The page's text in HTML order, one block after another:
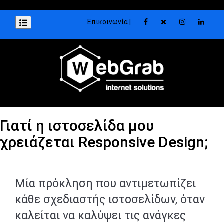
Επικοινωνία |
Γιατί η ιστοσελίδα μου
χρειάζεται Responsive Design;
Μία πρόκληση που αντιμετωπίζει
κάθε σχεδιαστής ιστοσελίδων, όταν
καλείται να καλύψει τις ανάγκες